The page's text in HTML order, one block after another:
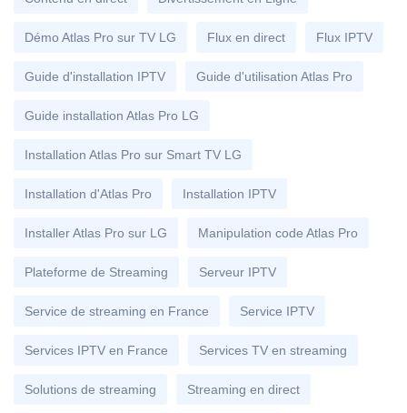
Démo Atlas Pro sur TV LG Flux en direct Flux IPTV
Guide d'installation IPTV Guide d'utilisation Atlas Pro
Guide installation Atlas Pro LG
Installation Atlas Pro sur Smart TV LG
Installation d'Atlas Pro Installation IPTV
Installer Atlas Pro sur LG Manipulation code Atlas Pro
Plateforme de Streaming Serveur IPTV
Service de streaming en France Service IPTV
Services IPTV en France Services TV en streaming
Solutions de streaming Streaming en direct